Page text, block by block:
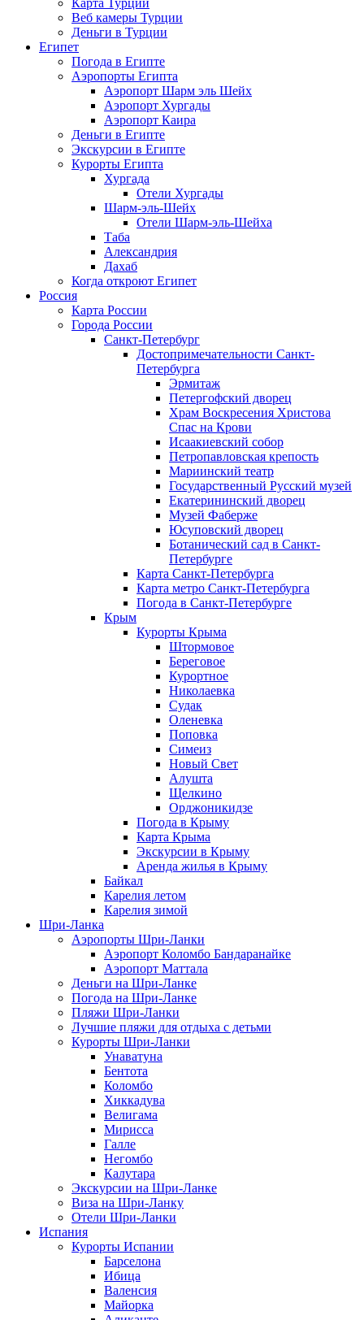
Карта Турции
Веб камеры Турции
Деньги в Турции
Египет
Погода в Египте
Аэропорты Египта
Аэропорт Шарм эль Шейх
Аэропорт Хургады
Аэропорт Каира
Деньги в Египте
Экскурсии в Египте
Курорты Египта
Хургада
Отели Хургады
Шарм-эль-Шейх
Отели Шарм-эль-Шейха
Таба
Александрия
Дахаб
Когда откроют Египет
Россия
Карта России
Города России
Санкт-Петербург
Достопримечательности Санкт-
Петербурга
Эрмитаж
Петергофский дворец
Храм Воскресения Христова
Спас на Крови
Исаакиевский собор
Петропавловская крепость
Мариинский театр
Государственный Русский музей
Екатерининский дворец
Музей Фаберже
Юсуповский дворец
Ботанический сад в Санкт-
Петербурге
Карта Санкт-Петербурга
Карта метро Санкт-Петербурга
Погода в Санкт-Петербурге
Крым
Курорты Крыма
Штормовое
Береговое
Курортное
Николаевка
Судак
Оленевка
Поповка
Симеиз
Новый Свет
Алушта
Щелкино
Орджоникидзе
Погода в Крыму
Карта Крыма
Экскурсии в Крыму
Аренда жилья в Крыму
Байкал
Карелия летом
Карелия зимой
Шри-Ланка
Аэропорты Шри-Ланки
Аэропорт Коломбо Бандаранайке
Аэропорт Маттала
Деньги на Шри-Ланке
Погода на Шри-Ланке
Пляжи Шри-Ланки
Лучшие пляжи для отдыха с детьми
Курорты Шри-Ланки
Унаватуна
Бентота
Коломбо
Хиккадува
Велигама
Мирисса
Галле
Негомбо
Калутара
Экскурсии на Шри-Ланке
Виза на Шри-Ланку
Отели Шри-Ланки
Испания
Курорты Испании
Барселона
Ибица
Валенсия
Майорка